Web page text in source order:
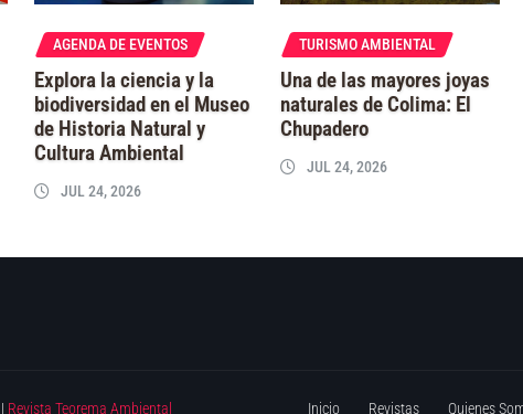
AGENDA DE EVENTOS
Explora la ciencia y la
biodiversidad en el Museo
de Historia Natural y
Cultura Ambiental
JUL 24, 2026
TURISMO AMBIENTAL
Una de las mayores joyas
naturales de Colima: El
Chupadero
JUL 24, 2026
| Revista Teorema Ambiental Inicio Revistas Quienes